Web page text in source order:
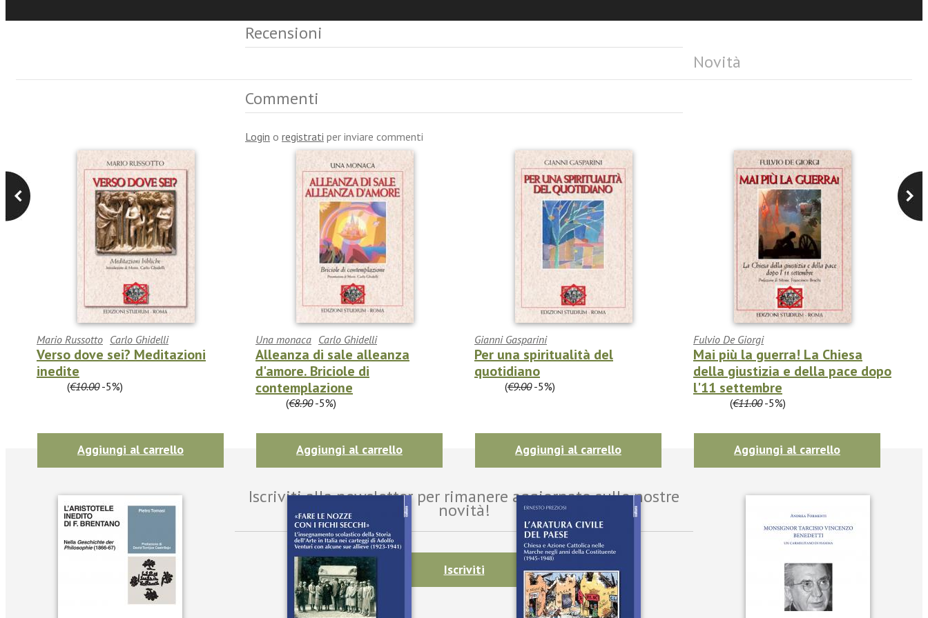
Recensioni
Commenti
Login o registrati per inviare commenti
Mario Russotto Carlo Ghidelli
Verso dove sei? Meditazioni
inedite
(€10.00-5%)
Aggiungi al carrello
Una monaca Carlo Ghidelli
Alleanza di sale alleanza
d'amore. Briciole di
contemplazione
(€8.90-5%)
Aggiungi al carrello
Gianni Gasparini
Per una spiritualità del
quotidiano
(€9.00-5%)
Aggiungi al carrello
Fulvio De Giorgi
Mai più la guerra! La Chiesa
della giustizia e della pace dopo
l'11 settembre
(€11.00-5%)
Aggiungi al carrello
Novità
Iscriviti alla newsletter per rimanere aggiornato sulle nostre
novità!
Iscriviti